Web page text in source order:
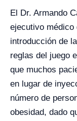
El Dr. Armando
ejecutivo médico
introducción de
reglas del juego
que muchos
en lugar de
número de
obesidad, dado